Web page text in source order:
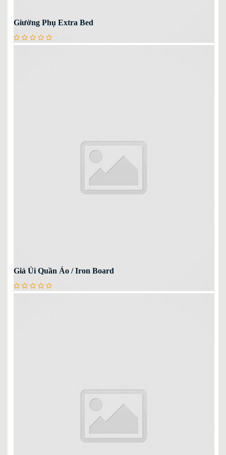
Giường Phụ Extra Bed
Giá Ủi Quần Áo / Iron Board